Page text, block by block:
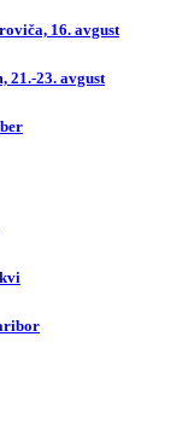
16. avgust
21.-23. avgust